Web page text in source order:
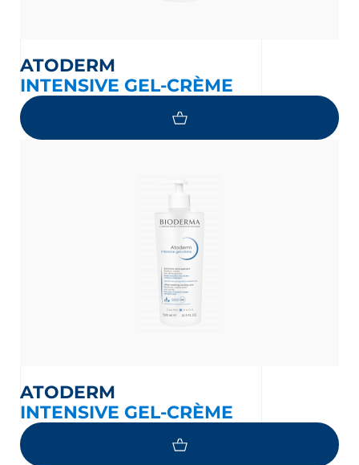
ATODERM
INTENSIVE GEL-CRÈME
ATODERM
INTENSIVE GEL-CRÈME